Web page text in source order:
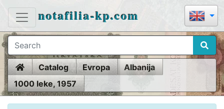
notafilia-kp.com
HomeCatalog Evropa
Albanija
1000 leke, 1957